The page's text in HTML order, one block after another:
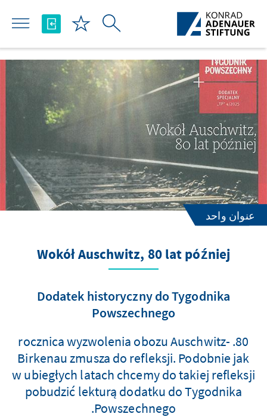
تخطي إلى المحتوى الرئيسي
عنوان واحد
Wokół Auschwitz, 80 lat później
Dodatek historyczny do Tygodnika
Powszechnego
80. rocznica wyzwolenia obozu Auschwitz-
Birkenau zmusza do refleksji. Podobnie jak
w ubiegłych latach chcemy do takiej refleksji
pobudzić lekturą dodatku do Tygodnika
Powszechnego.